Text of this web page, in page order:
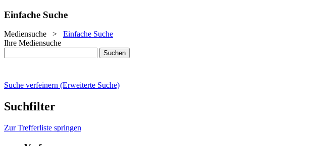
Einfache Suche
Mediensuche > Einfache Suche
Ihre Mediensuche
Suche verfeinern (Erweiterte Suche)
Suchfilter
Zur Trefferliste springen